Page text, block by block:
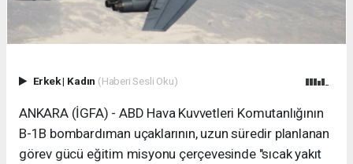
Erkek| Kadın (Haberi Sesli Oku)
ANKARA (İGFA) - ABD Hava Kuvvetleri Komutanlığının
B-1B bombardıman uçaklarının, uzun süredir planlanan
görev gücü eğitim misyonu çerçevesinde "sıcak yakıt